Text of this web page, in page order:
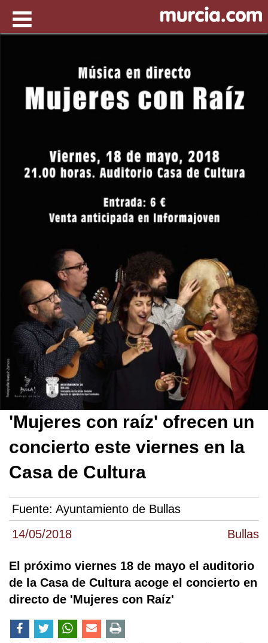
14/05/2018 Bullas
'Mujeres con raíz' ofrecen un
concierto este viernes en la
Casa de Cultura
Fuente: Ayuntamiento de Bullas
El próximo viernes 18 de mayo el auditorio
de la Casa de Cultura acoge el concierto en
directo de 'Mujeres con Raíz'